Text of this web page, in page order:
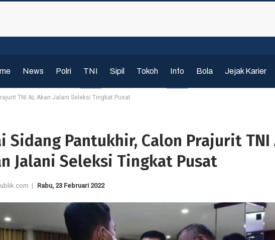
News Polri TNI Sipil Tokoh Info Bola Jejak Karier
TNI AL Akan Jalani Seleksi Tingkat Pusat
Sidang Pantukhir, Calon Prajurit TNI
Jalani Seleksi Tingkat Pusat
| Rabu, 23 Februari 2022